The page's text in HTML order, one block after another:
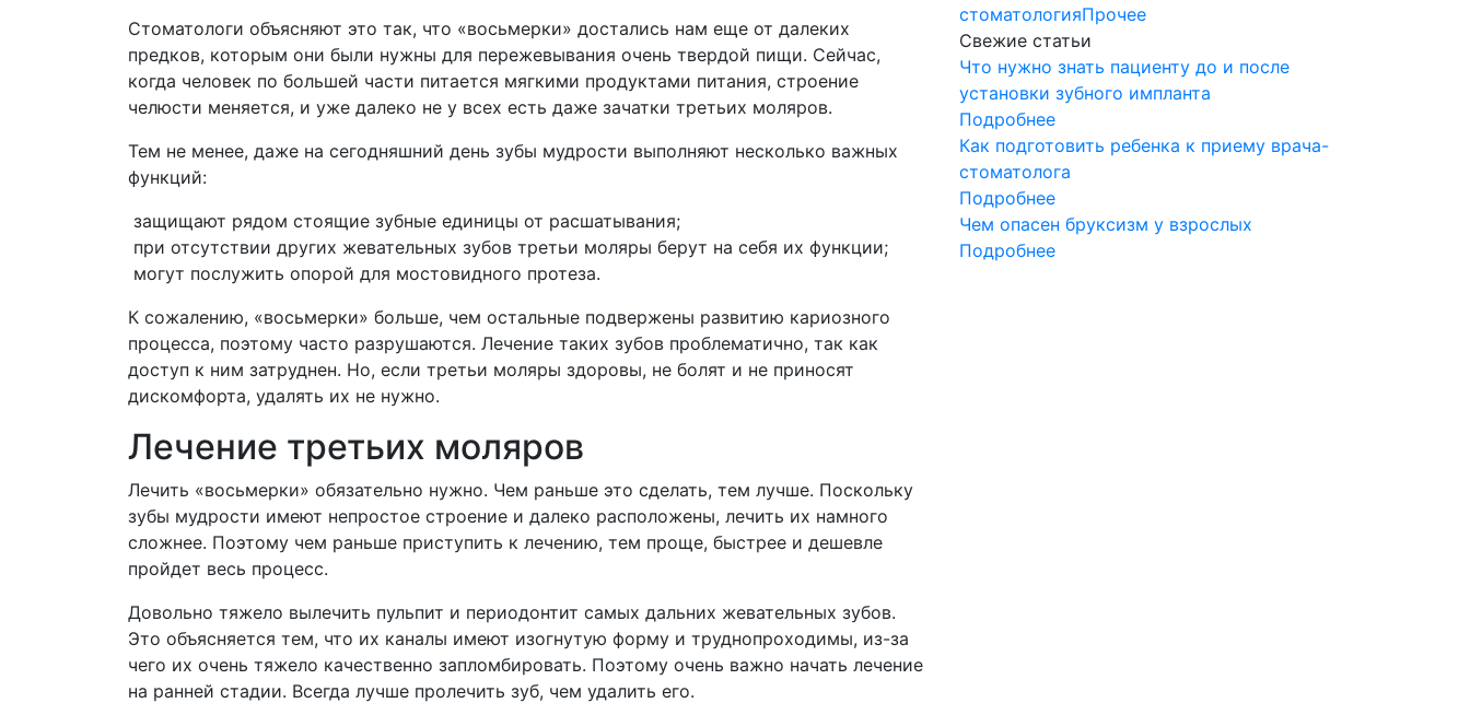
Стоматологи объясняют это так, что «восьмерки» достались нам еще от далеких
предков, которым они были нужны для пережевывания очень твердой пищи. Сейчас,
когда человек по большей части питается мягкими продуктами питания, строение
челюсти меняется, и уже далеко не у всех есть даже зачатки третьих моляров.
Тем не менее, даже на сегодняшний день зубы мудрости выполняют несколько важных
функций:
защищают рядом стоящие зубные единицы от расшатывания;
при отсутствии других жевательных зубов третьи моляры берут на себя их функции;
могут послужить опорой для мостовидного протеза.
К сожалению, «восьмерки» больше, чем остальные подвержены развитию кариозного
процесса, поэтому часто разрушаются. Лечение таких зубов проблематично, так как
доступ к ним затруднен. Но, если третьи моляры здоровы, не болят и не приносят
дискомфорта, удалять их не нужно.
Лечение третьих моляров
Лечить «восьмерки» обязательно нужно. Чем раньше это сделать, тем лучше. Поскольку
зубы мудрости имеют непростое строение и далеко расположены, лечить их намного
сложнее. Поэтому чем раньше приступить к лечению, тем проще, быстрее и дешевле
пройдет весь процесс.
Довольно тяжело вылечить пульпит и периодонтит самых дальних жевательных зубов.
Это объясняется тем, что их каналы имеют изогнутую форму и труднопроходимы, из-за
чего их очень тяжело качественно запломбировать. Поэтому очень важно начать лечение
на ранней стадии. Всегда лучше пролечить зуб, чем удалить его.
стоматологияПрочее
Свежие статьи
Что нужно знать пациенту до и после
установки зубного импланта
Подробнее
Как подготовить ребенка к приему врача-
стоматолога
Подробнее
Чем опасен бруксизм у взрослых
Подробнее